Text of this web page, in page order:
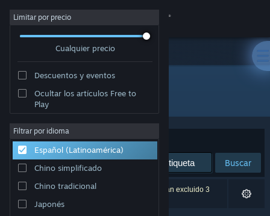
Iniciar sesión
Acerca de
Soporte
Cambiar idioma
Obtener la aplicación de Steam Mobile
Limitar por precio
Cualquier precio
Descuentos y eventos
Ocultar los artículos Free to
Play
Filtrar por idioma
Español (Latinoamérica)
Chino simplificado
Chino tradicional
Japonés
Desarrollador: Signal Studios
Ordenar por Relevancia
Buscar
0 resultado(s) coinciden con la búsqueda. Se han excluido 3
títulos según tus preferencias.